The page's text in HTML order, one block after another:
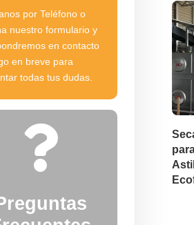
por Teléfono o
nuestro formulario y
en contacto
en breve para
todas tus dudas.
